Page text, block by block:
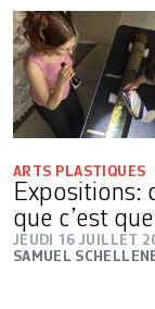
ARTS PLASTIQUES
Expositions:
que c’est
JEUDI 16 JUILLET
SAMUEL